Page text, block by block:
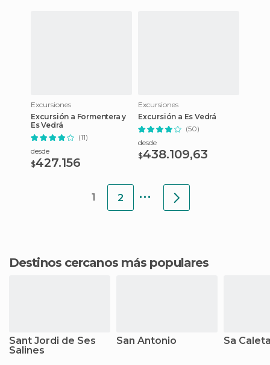
Excursiones
Excursión a Formentera y
Es Vedrá
(11)
desde
$427.156
Excursiones
Excursión a Es Vedrá
(50)
desde
$438.109,63
1 2 ...
Destinos cercanos más populares
Sant Jordi de Ses
Salines
San Antonio Sa